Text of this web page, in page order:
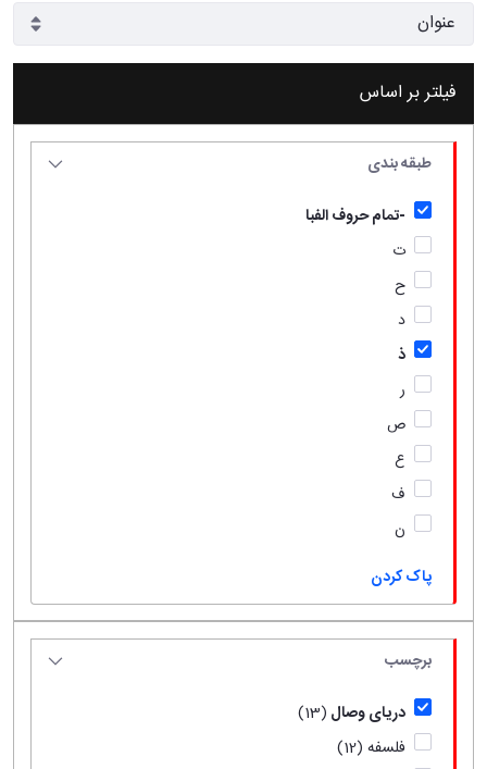
فیلتر بر اساس
طبقه بندی
-تمام حروف الفبا
ت
ح
د
ذ
ر
ص
ع
ف
ن
پاک کردن
برچسب
دریای وصال (13)
فلسفه (12)